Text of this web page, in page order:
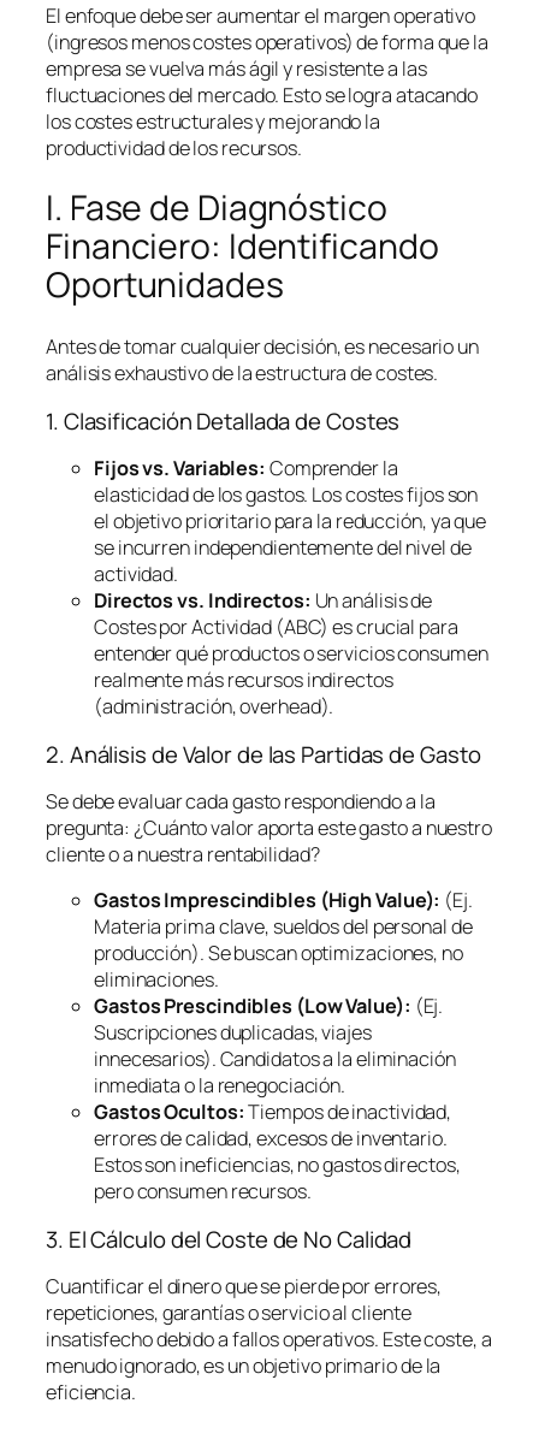
El enfoque debe ser aumentar el margen operativo
(ingresos menos costes operativos) de forma que la
empresa se vuelva más ágil y resistente a las
fluctuaciones del mercado. Esto se logra atacando
los costes estructurales y mejorando la
productividad de los recursos.
I. Fase de Diagnóstico
Financiero: Identificando
Oportunidades
Antes de tomar cualquier decisión, es necesario un
análisis exhaustivo de la estructura de costes.
1. Clasificación Detallada de Costes
Fijos vs. Variables: Comprender la
elasticidad de los gastos. Los costes fijos son
el objetivo prioritario para la reducción, ya que
se incurren independientemente del nivel de
actividad.
Directos vs. Indirectos: Un análisis de
Costes por Actividad (ABC) es crucial para
entender qué productos o servicios consumen
realmente más recursos indirectos
(administración,overhead).
2. Análisis de Valor de las Partidas de Gasto
Se debe evaluar cada gasto respondiendo a la
pregunta: ¿Cuánto valor aporta este gasto a nuestro
cliente o a nuestra rentabilidad?
Gastos Imprescindibles (High Value): (Ej.
Materia prima clave, sueldos del personal de
producción). Se buscan optimizaciones, no
eliminaciones.
Gastos Prescindibles (Low Value): (Ej.
Suscripciones duplicadas, viajes
innecesarios). Candidatos a la eliminación
inmediata o la renegociación.
Gastos Ocultos:Tiempos de inactividad,
errores de calidad, excesos de inventario.
Estos son ineficiencias, no gastos directos,
pero consumen recursos.
3. El Cálculo del Coste de No Calidad
Cuantificar el dinero que se pierde por errores,
repeticiones, garantías o servicio al cliente
insatisfecho debido a fallos operativos. Este coste, a
menudo ignorado, es un objetivo primario de la
eficiencia.